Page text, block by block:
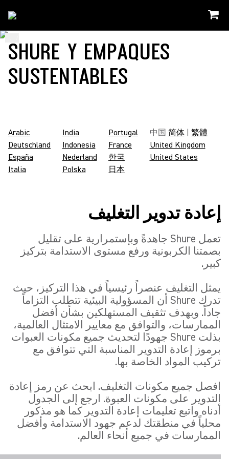
SHURE Y EMPAQUES
SUSTENTABLES
Arabic
Deutschland
España
Italia
India
Indonesia
Nederland
Polska
Portugal
France
한국
日本
中国 简体| 繁體
United Kingdom
United States
إعادة تدوير التغليف
تعمل Shure جاهدةً وبإستمرارية على تقليل
بصمتنا الكربونية ورفع مستوى الاستدامة بتركيز
كبير.
يمثل التغليف عنصراً رئيسياً في هذا التركيز، حيث
تدرك Shure أن المسؤولية البيئية تتطلب التزاماً
جاداً. وبهدف تثقيف المستهلكين بشأن أفضل
الممارسات، والتوافق مع معايير الامتثال العالمية،
بذلت Shure جهودًا لتحديث جميع مكونات العبوات
برموز إعادة التدوير المناسبة التي تتوافق مع
تركيب المواد الخاصة بها.
افصل جميع مكونات التغليف. ابحث عن رمز إعادة
التدوير على مكونات العبوة. ارجع إلى الجدول
أدناه واتبع تعليمات إعادة التدوير كما هو مذكور
محلياً في منطقتك لدعم جهود الاستدامة وأفضل
الممارسات في جميع أنحاء العالم.